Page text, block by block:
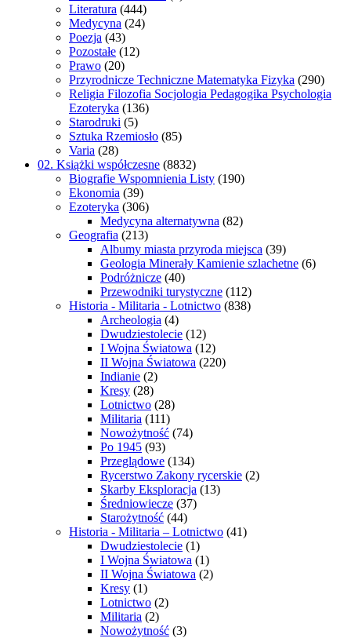
Literatura (444)
Medycyna (24)
Poezja (43)
Pozostałe (12)
Prawo (20)
Przyrodnicze Techniczne Matematyka Fizyka (290)
Religia Filozofia Socjologia Pedagogika Psychologia
Ezoteryka (136)
Starodruki (5)
Sztuka Rzemiosło (85)
Varia (28)
02. Książki współczesne (8832)
Biografie Wspomnienia Listy (190)
Ekonomia (39)
Ezoteryka (306)
Medycyna alternatywna (82)
Geografia (213)
Albumy miasta przyroda miejsca (39)
Geologia Minerały Kamienie szlachetne (6)
Podróżnicze (40)
Przewodniki turystyczne (112)
Historia - Militaria - Lotnictwo (838)
Archeologia (4)
Dwudziestolecie (12)
I Wojna Światowa (12)
II Wojna Światowa (220)
Indianie (2)
Kresy (28)
Lotnictwo (28)
Militaria (111)
Nowożytność (74)
Po 1945 (93)
Przeglądowe (134)
Rycerstwo Zakony rycerskie (2)
Skarby Eksploracja (13)
Średniowiecze (37)
Starożytność (44)
Historia - Militaria – Lotnictwo (41)
Dwudziestolecie (1)
I Wojna Światowa (1)
II Wojna Światowa (2)
Kresy (1)
Lotnictwo (2)
Militaria (2)
Nowożytność (3)